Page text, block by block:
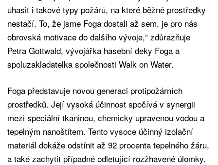
uhasit i takové typy požárů, na které běžné prostředky
nestačí. To, že jsme Foga dostali až sem, je pro nás
obrovská motivace do dalšího vývoje,“ zdůrazňuje
Petra Gottwald, vývojářka hasební deky Foga a
spoluzakladatelka společnosti Walk on Water.
Foga představuje novou generaci protipožárních
prostředků. Její vysoká účinnost spočívá v synergii
mezi speciální tkaninou, chemicky upravenou vodou a
tepelným nanoštítem. Tento vysoce účinný izolační
materiál dokáže odstínit až 92 procenta tepelného žáru,
a také zachytit případné odletující rozžhavené úlomky.